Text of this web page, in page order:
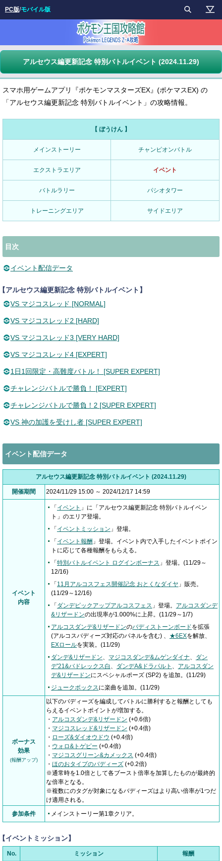
アルセウス編更新記念 特別バトルイベント (2024.11.29)
スマホ用ゲームアプリ『ポケモンマスターズEX』(ポケマスEX) の
「アルセウス編更新記念 特別バトルイベント」の攻略情報。
【 ぼうけん 】
メインストーリー チャンピオンバトル
エクストラエリア イベント
バトルラリー パシオタワー
トレーニングエリア サイドエリア
目次
イベント配信データ
アルセウス編更新記念 特別バトルイベント】
VS マジコスレッド [NORMAL]
VS マジコスレッド2 [HARD]
VS マジコスレッド3 [VERY HARD]
VS マジコスレッド4 [EXPERT]
1日1回限定・高難度バトル！ [SUPER EXPERT]
チャレンジバトルで勝負！ [EXPERT]
チャレンジバトルで勝負！2 [SUPER EXPERT]
VS 神の加護を受けし者 [SUPER EXPERT]
イベント配信データ
アルセウス編更新記念 特別バトルイベント (2024.11.29)
開催期間 2024/11/29 15:00 ～ 2024/12/17 14:59
イベント
内容
「 イベント 」に「アルセウス編更新記念 特別バトルイベン
ト」のエリア登場。
「 イベントミッション 」登場。
「 イベント報酬 」登場。イベント内で入手したイベントポイン
トに応じて各種報酬をもらえる。
「 特別バトルイベント ログインボーナス 」登場。(11/29～
12/16)
「 11月アルコスフェス開催記念 おとくなダイヤ 」販売。
(11/29～12/16)
「 ダンデピックアップアルコスフェス 」登場。 アルコスダンデ
&リザードンの出現率が1.000%に上昇。(11/29～1/7)
アルコスダンデ&リザードンのバディストーンボードを拡張
(アルコスバディーズ対応のパネルを含む) 、 ★6EXを解放、
EXロールを実装。(11/29)
ダンデ&リザードン、 マジコスダンデ&ムゲンダイナ、 ダン
デ'21&バドレックス白 、 ダンデA&ドラパルト 、 アルコスダン
デ&リザードンにスペシャルポーズ (SP2) を追加。(11/29)
ジュークボックスに楽曲を追加。(11/29)
ボーナス
効果
(報酬アップ)
以下のバディーズを編成してバトルに勝利すると報酬としても
らえるイベントポイントが増加する。
・ アルコスダンデ&リザードン (+0.6倍)
・ マジコスレッド&リザードン (+0.4倍)
・ ローズ&ダイオウドウ (+0.4倍)
・ ウォロ&トゲピー (+0.4倍)
・ マジコスグリーン&カメックス (+0.4倍)
・ ほのおタイプのバディーズ (+0.2倍)
※通常時を1.0倍として各ブースト倍率を加算したものが最終的
な倍率となる。
※複数にのタグが対象になるバディーズはより高い倍率が1つだ
け適用される。
参加条件
メインストーリー第1章クリア。
イベントミッション】
No. ミッション 報酬
PC版/モバイル版